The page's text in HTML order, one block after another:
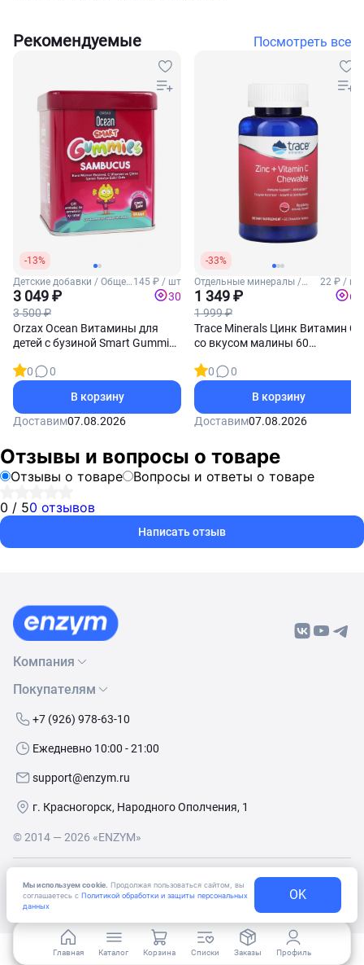
Мы используем cookie. Продолжая пользоваться сайтом, вы
соглашаетесь с Политикой обработки и защиты персональных
данных
OK
Рекомендуемые Посмотреть все
-13%
Детские добавки / Общее
укрепление для детей
145 ₽ / шт
3 049 ₽
3 500 ₽
30
Orzax Ocean Витамины для
детей с бузиной Smart Gummies
пастилок
0
0
В корзину
Доставим07.08.2026
-33%
Отдельные минералы /
Цинк
22 ₽ / шт
1 349 ₽
1 999 ₽
67
Trace Minerals Цинк Витамин С
со вкусом малины 60
0
0
В корзину
Доставим07.08.2026
Отзывы и вопросы о товаре
Отзывы о товаре
Вопросы и ответы о товаре
0 / 50 отзывов
Написать отзыв
Компания
О нас
Бренды
Покупателям
Как сделать заказ
Условия доставки
+7 (926) 978-63-10
Ежедневно 10:00 - 21:00
support@enzym.ru
г. Красногорск, Народного Ополчения, 1
© 2014 — 2026 «ENZYM»
на получение рекламно-информационных
материалов
Главная Каталог Корзина Списки Заказы Профиль